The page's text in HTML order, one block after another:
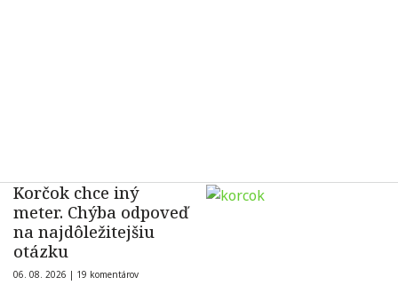
Korčok chce iný
meter. Chýba odpoveď
na najdôležitejšiu
otázku
06. 08. 2026 | 19 komentárov